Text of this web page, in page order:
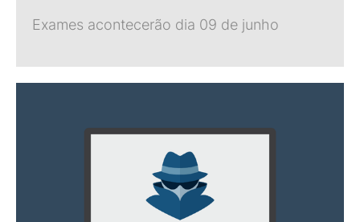
Exames acontecerão dia 09 de junho